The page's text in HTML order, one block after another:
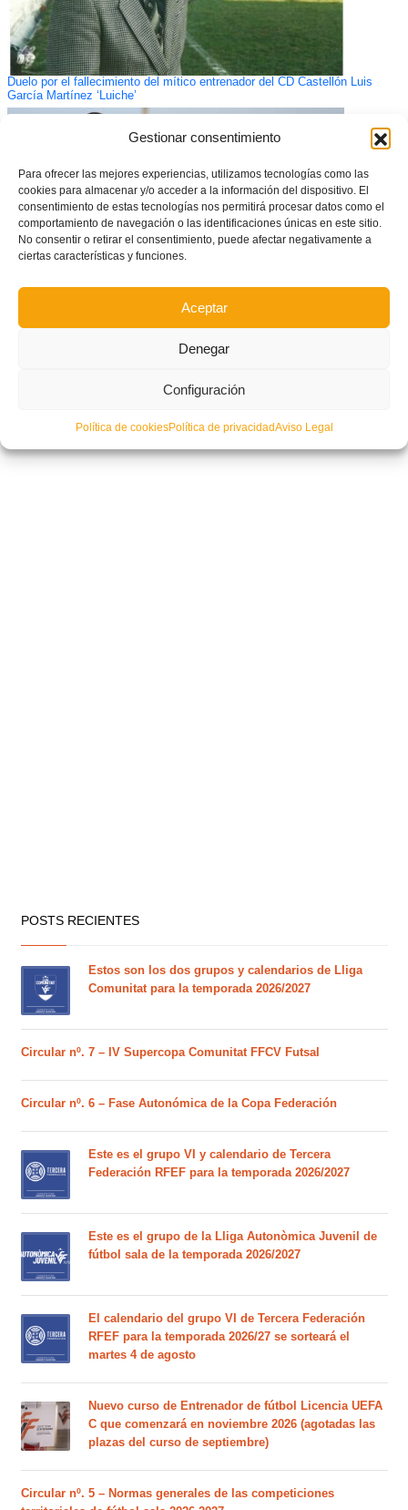
Gestionar consentimiento
Para ofrecer las mejores experiencias, utilizamos tecnologías como las
cookies para almacenar y/o acceder a la información del dispositivo. El
consentimiento de estas tecnologías nos permitirá procesar datos como el
comportamiento de navegación o las identificaciones únicas en este sitio.
No consentir o retirar el consentimiento, puede afectar negativamente a
ciertas características y funciones.
Aceptar
Denegar
Configuración
Política de cookiesPolítica de privacidadAviso Legal
Duelo por el fallecimiento del mítico entrenador del CD Castellón Luis
García Martínez ‘Luiche’
de fútbol en Moncada ante el Levante UD cadete
POSTS RECIENTES
Estos son los dos grupos y calendarios de Lliga
Comunitat para la temporada 2026/2027
Circular nº. 7 – IV Supercopa Comunitat FFCV Futsal
Circular nº. 6 – Fase Autonómica de la Copa Federación
Este es el grupo VI y calendario de Tercera
Federación RFEF para la temporada 2026/2027
Este es el grupo de la Lliga Autonòmica Juvenil de
fútbol sala de la temporada 2026/2027
El calendario del grupo VI de Tercera Federación
RFEF para la temporada 2026/27 se sorteará el
martes 4 de agosto
Nuevo curso de Entrenador de fútbol Licencia UEFA
C que comenzará en noviembre 2026 (agotadas las
plazas del curso de septiembre)
Circular nº. 5 – Normas generales de las competiciones